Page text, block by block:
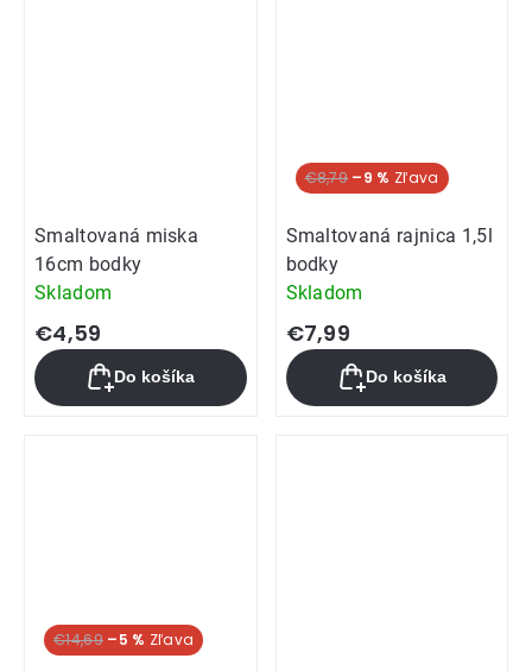
Smaltovaná miska
16cm bodky
Skladom
€4,59
Do košíka
€8,79 –9 %
Smaltovaná rajnica 1,5l
bodky
Skladom
€7,99
Do košíka
€14,69 –5 %